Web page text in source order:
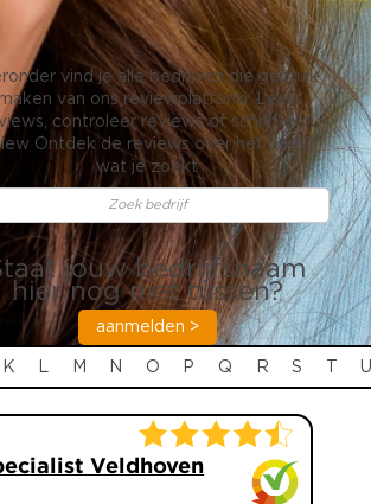
vind je alle bedrijven die gebruik
maken van ons reviewplatform. Lees
controleer reviews of schrijf een
Ontdek de reviews over het bedrijf
wat je zoekt
jouw bedrijfsnaam
hier nog niet tussen?
aanmelden >
K M N O P Q R S
Veldhoven